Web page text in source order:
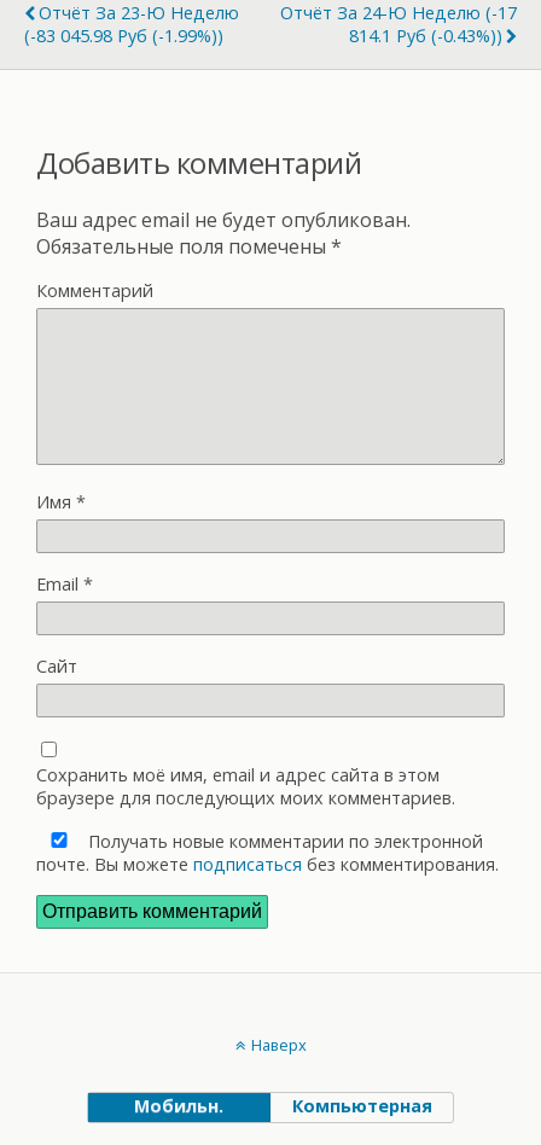
Отчёт За 23-Ю Неделю
(-83 045.98 Руб (-1.99%))
Отчёт За 24-Ю Неделю (-17
814.1 Руб (-0.43%))
Добавить комментарий
Ваш адрес email не будет опубликован.
Обязательные поля помечены *
Комментарий
Имя *
Email *
Сайт
Сохранить моё имя, email и адрес сайта в этом
браузере для последующих моих комментариев.
Получать новые комментарии по электронной
почте. Вы можете подписаться без комментирования.
Наверх
Мобильн. Компьютерная